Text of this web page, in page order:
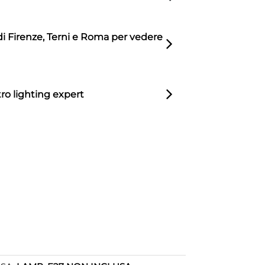
Firenze, Terni e Roma per vedere
lighting expert